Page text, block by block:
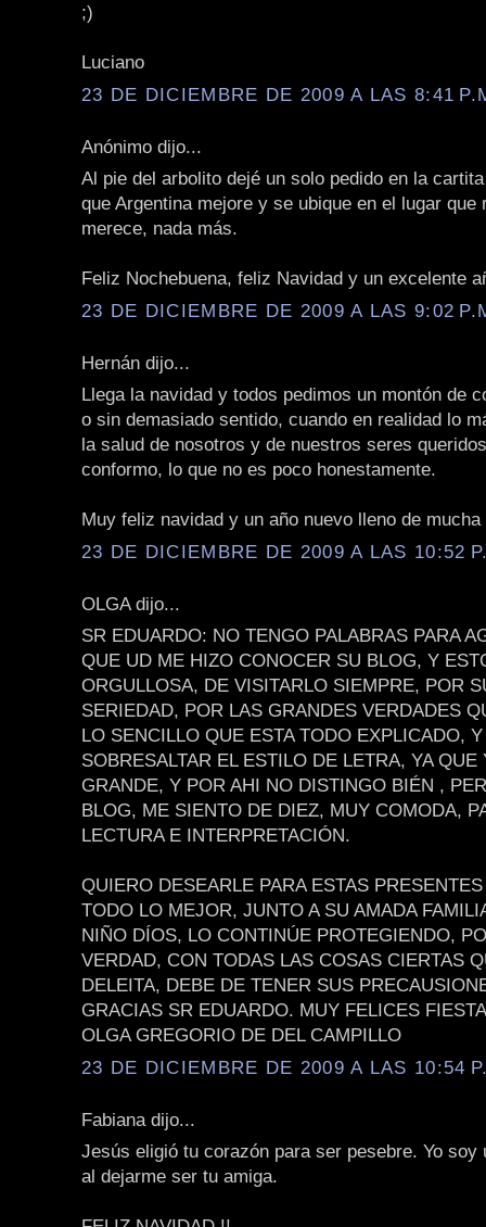
;)
Luciano
23 DE DICIEMBRE DE 2009 A LAS 8:41
Anónimo dijo...
Al pie del arbolito dejé un solo pedido en la
que Argentina mejore y se ubique en el lugar que
merece, nada más.
Feliz Nochebuena, feliz Navidad y un excelente
23 DE DICIEMBRE DE 2009 A LAS 9:02
Hernán dijo...
Llega la navidad y todos pedimos un montón de
o sin demasiado sentido, cuando en realidad lo
la salud de nosotros y de nuestros seres
conformo, lo que no es poco honestamente.
Muy feliz navidad y un año nuevo lleno de mucha
23 DE DICIEMBRE DE 2009 A LAS 10:52
OLGA dijo...
SR EDUARDO: NO TENGO PALABRAS PARA
QUE UD ME HIZO CONOCER SU BLOG, Y
ORGULLOSA, DE VISITARLO SIEMPRE, POR
SERIEDAD, POR LAS GRANDES VERDADES
LO SENCILLO QUE ESTA TODO EXPLICADO,
SOBRESALTAR EL ESTILO DE LETRA, YA QUE
GRANDE, Y POR AHI NO DISTINGO BIÉN ,
BLOG, ME SIENTO DE DIEZ, MUY COMODA,
LECTURA E INTERPRETACIÓN.
QUIERO DESEARLE PARA ESTAS
TODO LO MEJOR, JUNTO A SU AMADA
NIÑO DÍOS, LO CONTINÚE PROTEGIENDO,
VERDAD, CON TODAS LAS COSAS CIERTAS
DELEITA, DEBE DE TENER SUS
GRACIAS SR EDUARDO. MUY FELICES
OLGA GREGORIO DE DEL CAMPILLO
23 DE DICIEMBRE DE 2009 A LAS 10:54
Fabiana dijo...
Jesús eligió tu corazón para ser pesebre. Yo soy
al dejarme ser tu amiga.